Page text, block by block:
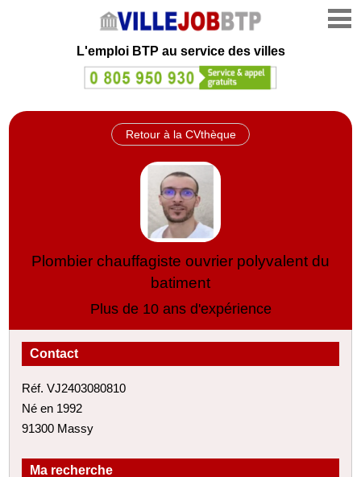
L'emploi BTP au service des villes
Retour à la CVthèque
Plombier chauffagiste ouvrier polyvalent du
batiment
Plus de 10 ans d'expérience
Contact
Réf. VJ2403080810
Né en 1992
91300 Massy
Ma recherche